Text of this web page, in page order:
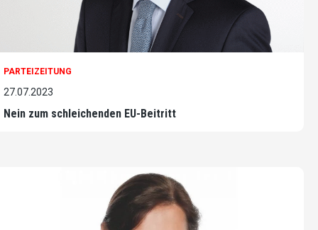
PARTEIZEITUNG
27.07.2023
Nein zum schleichenden EU-Beitritt